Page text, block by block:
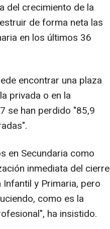
del crecimiento de la
de forma neta las
en los últimos 36
encontrar una plaza
privada o en la
se han perdido "85,9
en Secundaria como
inmediata del cierre
y Primaria, pero
como es la
ha insistido.